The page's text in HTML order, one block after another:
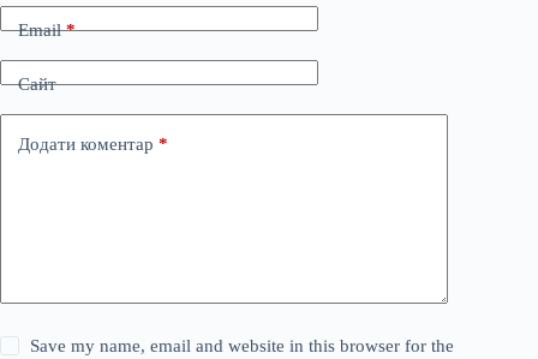
Email*
Сайт
Додати коментар *
Save my name, email and website in this browser for the